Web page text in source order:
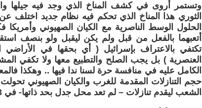
وتستمر أروى في كشف المناخ الذي وجد فيه جيلها
الثوري هذا المناخ الذي تحكم فيه نظام جديد اختلف
الحلول الوسط الناصرية مع الكيان الصهيوني وأمريكا
أتعبهما بالفعل من قبل ولم يكن ليقبل ولو بنصف
العنصرية ) بل يجب الصلح والتطبيع معها ولا تكفي
حجم التنازلات المقدمة للغرب والكيان الصهيوني
الشعب ليقدم تنازلات – لم تعد محل جدل بحد ذاتها- في 1973 ..